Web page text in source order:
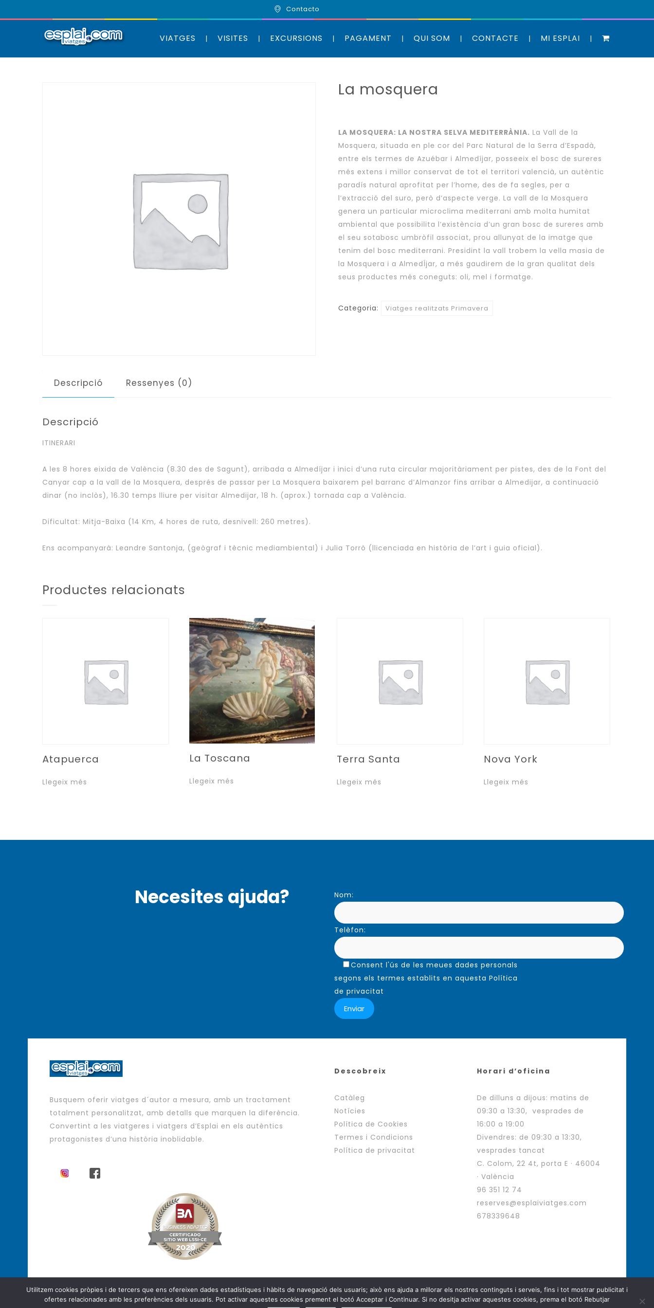
Contacto
VIATGES VISITES EXCURSIONS PAGAMENT QUI SOM CONTACTE MI ESPLAI
La mosquera
LA MOSQUERA: LA NOSTRA SELVA MEDITERRÀNIA. La Vall de la
Mosquera, situada en ple cor del Parc Natural de la Serra d’Espadà,
entre els termes de Azuébar i Almedíjar, posseeix el bosc de sureres
més extens i millor conservat de tot el territori valencià, un autèntic
paradís natural aprofitat per l’home, des de fa segles, per a
l’extracció del suro, però d’aspecte verge. La vall de la Mosquera
genera un particular microclima mediterrani amb molta humitat
ambiental que possibilita l’existència d’un gran bosc de sureres amb
el seu sotabosc umbròfil associat, prou allunyat de la imatge que
tenim del bosc mediterrani. Presidint la vall trobem la vella masia de
la Mosquera i a AlmedÍjar, a més gaudirem de la gran qualitat dels
seus productes més coneguts: oli, mel i formatge.
Categoria: Viatges realitzats Primavera
Descripció Ressenyes (0)
Descripció
ITINERARI
A les 8 hores eixida de València (8.30 des de Sagunt), arribada a Almedíjar i inici d’una ruta circular majoritàriament per pistes, des de la Font del
Canyar cap a la vall de la Mosquera, després de passar per La Mosquera baixarem pel barranc d’Almanzor fins arribar a Almedijar, a continuació
dinar (no inclòs), 16.30 temps lliure per visitar Almedijar, 18 h. (aprox.) tornada cap a València.
Dificultat: Mitja-Baixa (14 Km, 4 hores de ruta, desnivell: 260 metres).
Ens acompanyarà: Leandre Santonja, (geògraf i tècnic mediambiental) i Julia Torrò (llicenciada en història de l’art i guia oficial).
Productes relacionats
Atapuerca
Llegeix més
La Toscana
Llegeix més
Terra Santa
Llegeix més
Nova York
Llegeix més
Necesites ajuda? Nom:
Telèfon:
Consent l'ús de les meues dades personals
segons els termes establits en aquesta Política
de privacitat
Busquem oferir viatges d´autor a mesura, amb un tractament
totalment personalitzat, amb detalls que marquen la diferència.
Convertint a les viatgeres i viatgers d’Esplai en els autèntics
protagonistes d’una història inoblidable.
Descobreix
Catàleg
Notícies
Política de Cookies
Termes i Condicions
Política de privacitat
Horari d’oficina
De dilluns a dijous: matins de
09:30 a 13:30, vesprades de
16:00 a 19:00
Divendres: de 09:30 a 13:30,
vesprades tancat
C. Colom, 22 4t, porta E · 46004
· València
96 351 12 74
reserves@esplaiviatges.com
678339648
Agència de Viatges - Viatges d´autor Copyright © Esplai Viatges. All Rights Reserved.
Utilitzem cookies pròpies i de tercers que ens ofereixen dades estadístiques i hàbits de navegació dels usuaris; això ens ajuda a millorar els nostres continguts i serveis, fins i tot mostrar publicitat i
ofertes relacionades amb les preferències dels usuaris. Pot activar aquestes cookies prement el botó Acceptar i Continuar. Si no desitja activar aquestes cookies, prema el botó Rebutjar